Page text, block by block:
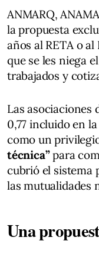
ANMARQ,
la propuesta
años al RETA o
que se les niega
trabajados y
Las asociaciones
0,77 incluido en
como un
técnica”para
cubrió el sistema
las mutualidades
Una